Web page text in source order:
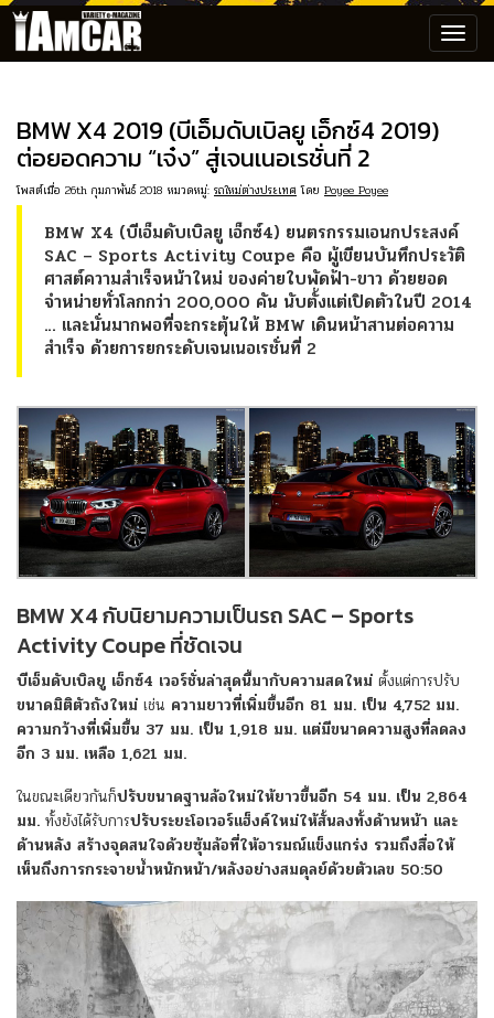
BMW X4 2019 (บีเอ็มดับเบิลยู เอ็กซ์4 2019)
ต่อยอดความ “เจ๋ง” สู่เจนเนอเรชั่นที่ 2
โพสต์เมื่อ 26th กุมภาพันธ์ 2018 หมวดหมู่: รถใหม่ต่างประเทศ โดย Poyee Poyee
BMW X4 (บีเอ็มดับเบิลยู เอ็กซ์4) ยนตรกรรมเอนกประสงค์
SAC – Sports Activity Coupe คือ ผู้เขียนบันทึกประวัติ
ศาสต์ความสำเร็จหน้าใหม่ ของค่ายใบพัดฟ้า-ขาว ด้วยยอด
จำหน่ายทั่วโลกกว่า 200,000 คัน นับตั้งแต่เปิดตัวในปี 2014
… และนั่นมากพอที่จะกระตุ้นให้ BMW เดินหน้าสานต่อความ
สำเร็จ ด้วยการยกระดับเจนเนอเรชั่นที่ 2
BMW X4 กับนิยามความเป็นรถ SAC – Sports
Activity Coupe ที่ชัดเจน
บีเอ็มดับเบิลยู เอ็กซ์4 เวอร์ชั่นล่าสุดนี้มากับความสดใหม่ ตั้งแต่การปรับ
ขนาดมิติตัวถังใหม่ เช่น ความยาวที่เพิ่มขึ้นอีก 81 มม. เป็น 4,752 มม.
ความกว้างที่เพิ่มขึ้น 37 มม. เป็น 1,918 มม. แต่มีขนาดความสูงที่ลดลง
อีก 3 มม. เหลือ 1,621 มม.
ในขณะเดียวกันก็ปรับขนาดฐานล้อใหม่ให้ยาวขึ้นอีก 54 มม. เป็น 2,864
มม. ทั้งยังได้รับการปรับระยะโอเวอร์แฮ็งค์ใหม่ให้สั้นลงทั้งด้านหน้า และ
ด้านหลัง สร้างจุดสนใจด้วยซุ้มล้อที่ให้อารมณ์แข็งแกร่ง รวมถึงสื่อให้
เห็นถึงการกระจายน้ำหนักหน้า/หลังอย่างสมดุลย์ด้วยตัวเลข 50:50